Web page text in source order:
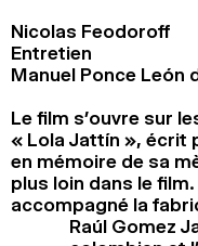
Nicolas Feodoroff
Entretien
Manuel Ponce León
Le film s’ouvre sur
« Lola Jattín », écrit
en mémoire de sa
plus loin dans le
accompagné la
Raúl Gomez